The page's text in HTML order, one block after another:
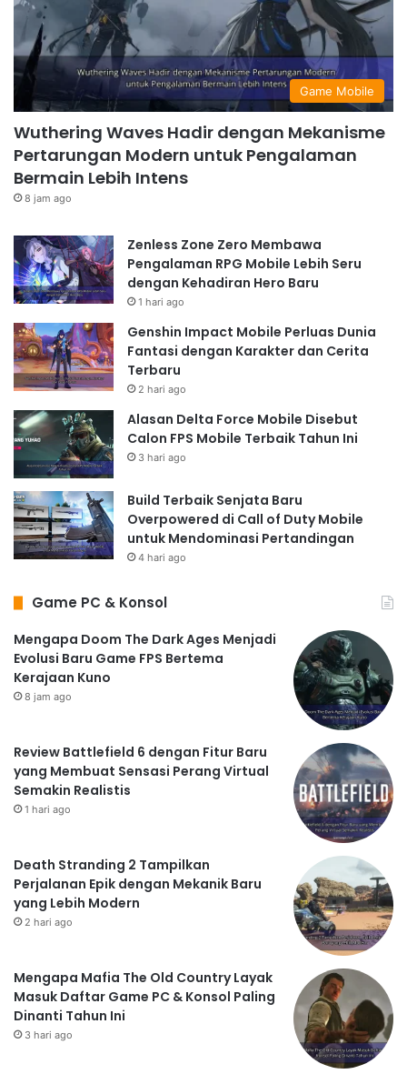
Game Mobile
Wuthering Waves Hadir dengan Mekanisme
Pertarungan Modern untuk Pengalaman
Bermain Lebih Intens
8 jam ago
Zenless Zone Zero Membawa
Pengalaman RPG Mobile Lebih Seru
dengan Kehadiran Hero Baru
1 hari ago
Genshin Impact Mobile Perluas Dunia
Fantasi dengan Karakter dan Cerita
Terbaru
2 hari ago
Alasan Delta Force Mobile Disebut
Calon FPS Mobile Terbaik Tahun Ini
3 hari ago
Build Terbaik Senjata Baru
Overpowered di Call of Duty Mobile
untuk Mendominasi Pertandingan
4 hari ago
Game PC & Konsol
Mengapa Doom The Dark Ages Menjadi
Evolusi Baru Game FPS Bertema
Kerajaan Kuno
8 jam ago
Review Battlefield 6 dengan Fitur Baru
yang Membuat Sensasi Perang Virtual
Semakin Realistis
1 hari ago
Death Stranding 2 Tampilkan
Perjalanan Epik dengan Mekanik Baru
yang Lebih Modern
2 hari ago
Mengapa Mafia The Old Country Layak
Masuk Daftar Game PC & Konsol Paling
Dinanti Tahun Ini
3 hari ago